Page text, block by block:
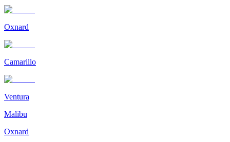
Oxnard
Camarillo
Ventura
Malibu
Oxnard